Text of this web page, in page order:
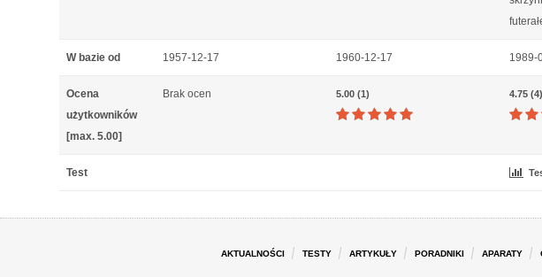
W bazie od 1957-12-17 1960-12-17 1989-
Ocena
użytkowników
[max. 5.00]
Brak ocen 5.00 (1) 4.75 (4)
Test
AKTUALNOŚCI TESTY ARTYKUŁY PORADNIKI APARATY